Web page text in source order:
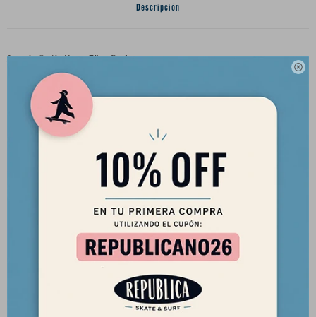

Descripción
Leash Quiksilver 7" - Red
Características
Cordón de 7 mm. Puño de tobillo ancho.
Adecuado para una amplia gama de condiciones, hasta 16 pies.
Composición: 80% poliuretano, 10% neopreno, 5% poliéster,
3% nailon, 1% acero inoxidable, 1% PVC.
Productos que te pueden interesar